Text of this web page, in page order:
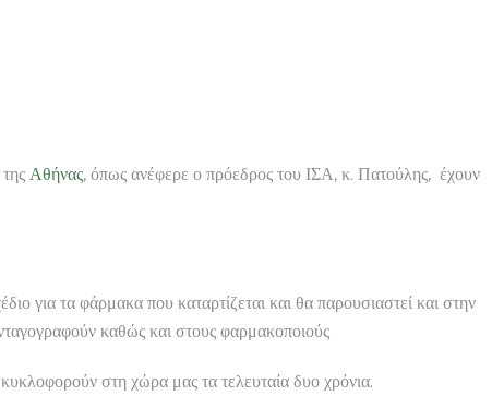
Αθήνας, όπως ανέφερε ο πρόεδρος του ΙΣΑ, κ. Πατούλης, έχουν
για τα φάρμακα που καταρτίζεται και θα παρουσιαστεί και στην
καθώς και στους φαρμακοποιούς
στη χώρα μας τα τελευταία δυο χρόνια.